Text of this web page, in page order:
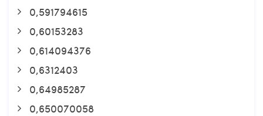
0,591794615
0,60153283
0,614094376
0,6312403
0,64985287
0,650070058